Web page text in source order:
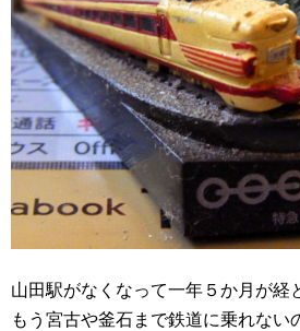
山田駅がなくなって一年５か月が経
もう宮古や釜石まで鉄道に乗れない